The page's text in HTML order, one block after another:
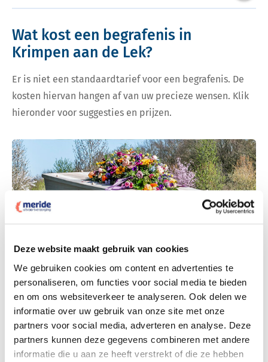
Deze website maakt gebruik van cookies
We gebruiken cookies om content en advertenties te
personaliseren, om functies voor social media te bieden
en om ons websiteverkeer te analyseren. Ook delen we
informatie over uw gebruik van onze site met onze
partners voor social media, adverteren en analyse. Deze
partners kunnen deze gegevens combineren met andere
informatie die u aan ze heeft verstrekt of die ze hebben
Wat kost een begrafenis in
Krimpen aan de Lek?
Er is niet een standaardtarief voor een begrafenis. De
kosten hiervan hangen af van uw precieze wensen. Klik
hieronder voor suggesties en prijzen.
Dit kost een begrafenis
Bekijk tarieven voor begrafenis
Bekijk tarieven voor crematie